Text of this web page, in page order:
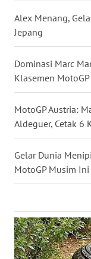
Alex Menang,
Jepang
Dominasi Marc
Klasemen
MotoGP Austria:
Aldeguer, Cetak 6
Gelar Dunia
MotoGP Musim Ini
WN
WN
JATIM
BALI
WN
KALTENG